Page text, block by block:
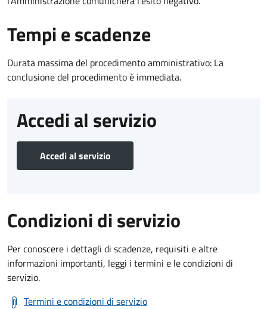
Tempi e scadenze
Durata massima del procedimento amministrativo: La
conclusione del procedimento è immediata.
Accedi al servizio
Accedi al servizio
Condizioni di servizio
Per conoscere i dettagli di scadenze, requisiti e altre
informazioni importanti, leggi i termini e le condizioni di
servizio.
Termini e condizioni di servizio